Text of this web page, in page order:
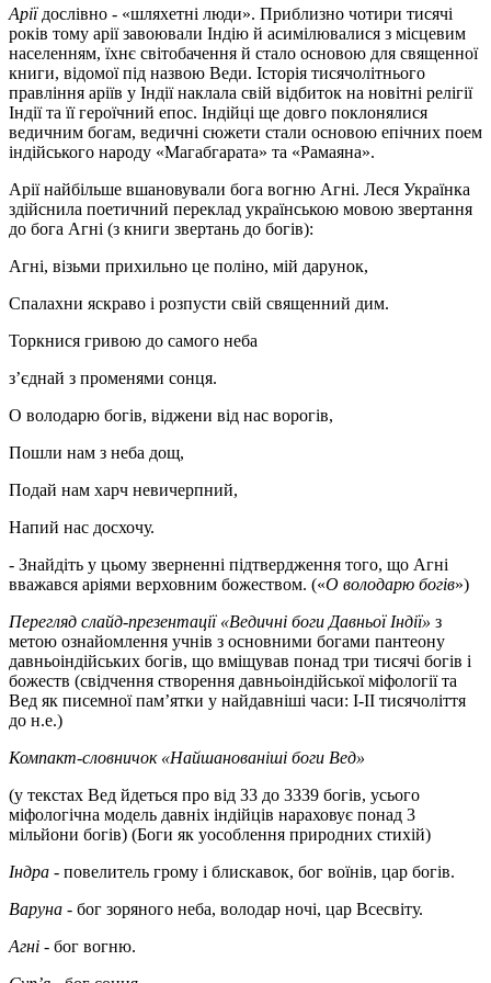
Аріїдослівно - «шляхетні люди». Приблизно чотири тисячі
років тому арії завоювали Індію й асимілювалися з місцевим
населенням, їхнє світобачення й стало основою для священної
книги, відомої під назвою Веди. Історія тисячолітнього
правління аріїв у Індії наклала свій відбиток на новітні релігії
Індії та її героїчний епос. Індійці ще довго поклонялися
ведичним богам, ведичні сюжети стали основою епічних поем
індійського народу «Магабгарата» та «Рамаяна».
Арії найбільше вшановували бога вогню Агні. Леся Українка
здійснила поетичний переклад українською мовою звертання
до бога Агні (з книги звертань до богів):
Агні, візьми прихильно це поліно, мій дарунок,
Спалахни яскраво і розпусти свій священний дим.
Торкнися гривою до самого неба
з’єднай з променями сонця.
О володарю богів, віджени від нас ворогів,
Пошли нам з неба дощ,
Подай нам харч невичерпний,
Напий нас досхочу.
- Знайдіть у цьому зверненні підтвердження того, що Агні
вважався аріями верховним божеством. («О володарю богів»)
Перегляд слайд-презентації «Ведичні боги Давньої Індії» з
метою ознайомлення учнів з основними богами пантеону
давньоіндійських богів, що вміщував понад три тисячі богів і
божеств (свідчення створення давньоіндійської міфології та
Вед як писемної пам’ятки у найдавніші часи: І-ІІ тисячоліття
до н.е.)
Компакт-словничок «Найшанованіші боги Вед»
(у текстах Вед йдеться про від 33 до 3339 богів, усього
міфологічна модель давніх індійців нараховує понад 3
мільйони богів) (Боги як уособлення природних стихій)
Індра - повелитель грому і блискавок, бог воїнів, цар богів.
Варуна - бог зоряного неба, володар ночі, цар Всесвіту.
Агні - бог вогню.